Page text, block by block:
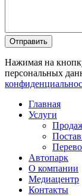
Отправить
Нажимая на
персональных
Главная
Услуги
Автопарк
О компании
Медиацентр
Контакты